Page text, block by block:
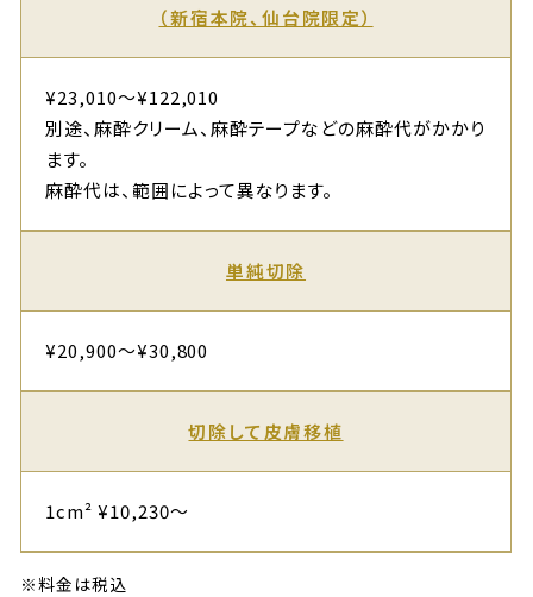
（新宿本院、仙台院限定）
¥23,010～¥122,010
別途、麻酔クリーム、麻酔テープなどの麻酔代がかかり
ます。
麻酔代は、範囲によって異なります。
単純切除
¥20,900～¥30,800
切除して皮膚移植
1cm² ¥10,230～
※料金は税込